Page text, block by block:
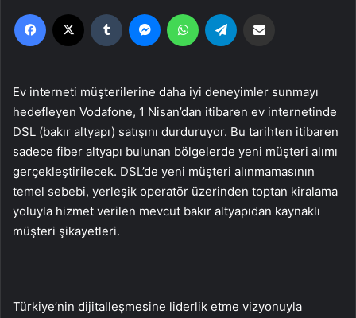
Facebook Tumblr MessengerWhatsApp
Ev interneti müşterilerine daha iyi deneyimler sunmayı
hedefleyen Vodafone, 1 Nisan’dan itibaren ev internetinde
DSL (bakır altyapı) satışını durduruyor. Bu tarihten itibaren
sadece fiber altyapı bulunan bölgelerde yeni müşteri alımı
gerçekleştirilecek. DSL’de yeni müşteri alınmamasının
temel sebebi, yerleşik operatör üzerinden toptan kiralama
yoluyla hizmet verilen mevcut bakır altyapıdan kaynaklı
müşteri şikayetleri.
Türkiye’nin dijitalleşmesine liderlik etme vizyonuyla